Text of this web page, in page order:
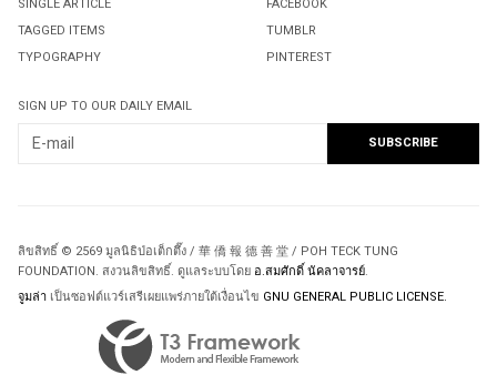
SINGLE ARTICLE
TAGGED ITEMS
TYPOGRAPHY
FACEBOOK
TUMBLR
PINTEREST
SIGN UP TO OUR DAILY EMAIL
ลิขสิทธิ์ © 2569 มูลนิธิป่อเต็กตึ๊ง / 華 僑 報 德 善 堂 / POH TECK TUNG
FOUNDATION. สงวนลิขสิทธิ์. ดูแลระบบโดย อ.สมศักดิ์ นัคลาจารย์.
จูมล่า เป็นซอฟต์แวร์เสรีเผยแพร่ภายใต้เงื่อนไข GNU GENERAL PUBLIC LICENSE.